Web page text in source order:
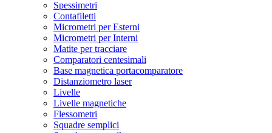
Spessimetri
Contafiletti
Micrometri per Esterni
Micrometri per Interni
Matite per tracciare
Comparatori centesimali
Base magnetica portacomparatore
Distanziometro laser
Livelle
Livelle magnetiche
Flessometri
Squadre semplici